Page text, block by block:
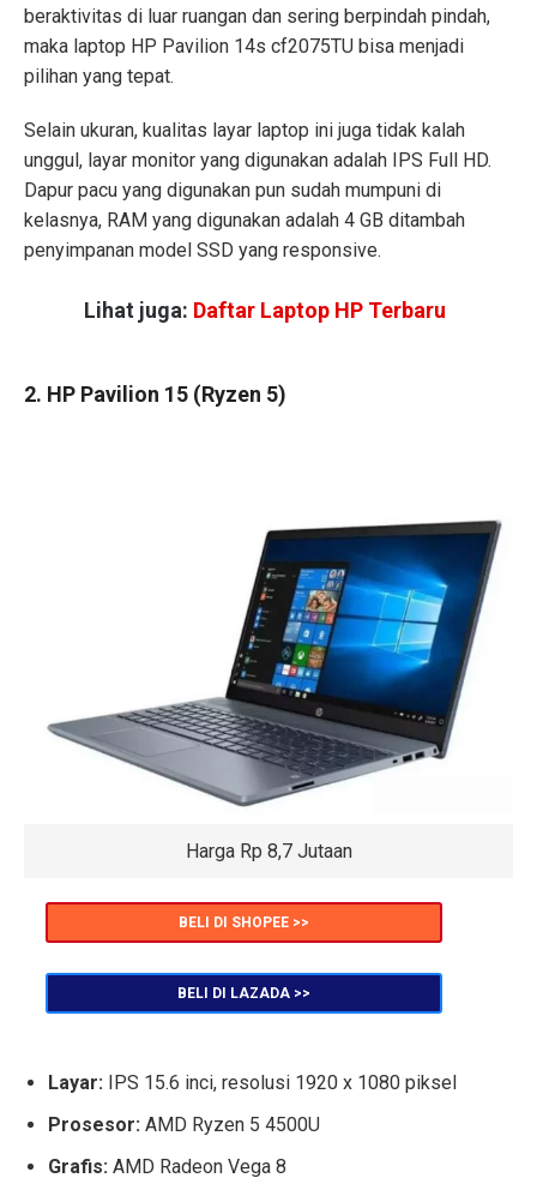
beraktivitas di luar ruangan dan sering berpindah pindah,
maka laptop HP Pavilion 14s cf2075TU bisa menjadi
pilihan yang tepat.
Selain ukuran, kualitas layar laptop ini juga tidak kalah
unggul, layar monitor yang digunakan adalah IPS Full HD.
Dapur pacu yang digunakan pun sudah mumpuni di
kelasnya, RAM yang digunakan adalah 4 GB ditambah
penyimpanan model SSD yang responsive.
Lihat juga: Daftar Laptop HP Terbaru
2. HP Pavilion 15 (Ryzen 5)
Harga Rp 8,7 Jutaan
BELI DI SHOPEE >>
BELI DI LAZADA >>
Layar: IPS 15.6 inci, resolusi 1920 x 1080 piksel
Prosesor: AMD Ryzen 5 4500U
Grafis: AMD Radeon Vega 8